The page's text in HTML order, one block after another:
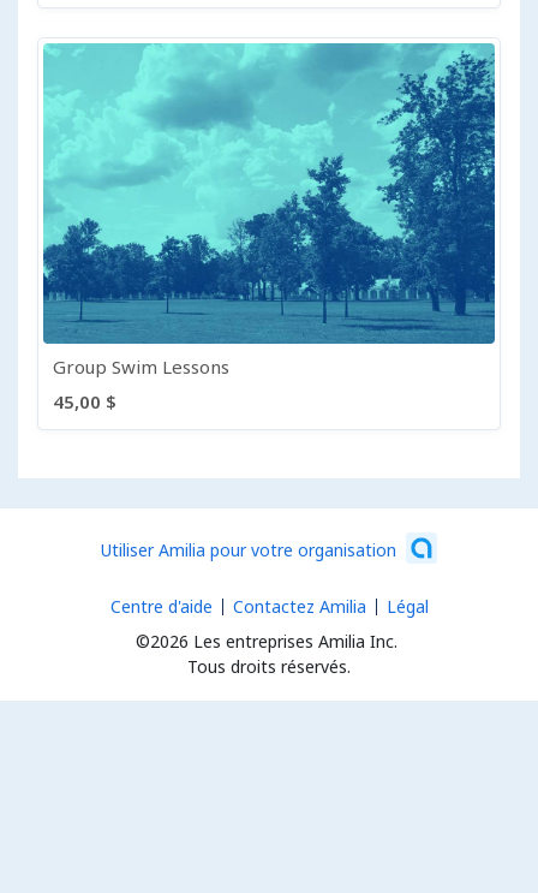
Group Swim Lessons
45,00 $
Utiliser Amilia pour votre organisation
©2026 Les entreprises Amilia Inc.
Tous droits réservés.
Centre d'aide Contactez Amilia Légal